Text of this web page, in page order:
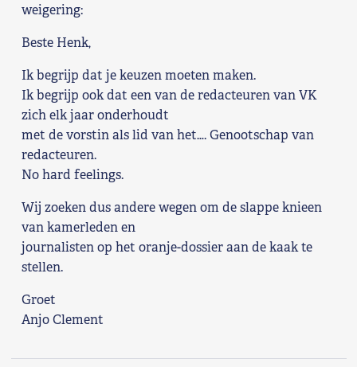
weigering:
Beste Henk,
Ik begrijp dat je keuzen moeten maken.
Ik begrijp ook dat een van de redacteuren van VK
zich elk jaar onderhoudt
met de vorstin als lid van het…. Genootschap van
redacteuren.
No hard feelings.
Wij zoeken dus andere wegen om de slappe knieen
van kamerleden en
journalisten op het oranje-dossier aan de kaak te
stellen.
Groet
Anjo Clement